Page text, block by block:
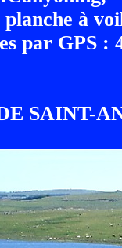
planche à
par GPS :
SAINT-